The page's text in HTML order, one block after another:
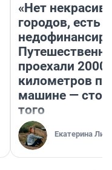
«Нет
городов, есть
проехали 2000
километров по
машине —
того
Екатерина